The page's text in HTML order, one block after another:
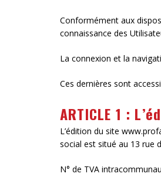
Conformément aux
connaissance des
La connexion et la
Ces dernières sont
ARTICLE 1 :
L’édition du site
social est situé au 13 rue
N° de TVA